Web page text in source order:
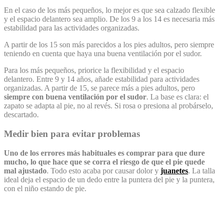
En el caso de los más pequeños, lo mejor es que sea calzado flexible
y el espacio delantero sea amplio. De los 9 a los 14 es necesaria más
estabilidad para las actividades organizadas.
A partir de los 15 son más parecidos a los pies adultos, pero siempre
teniendo en cuenta que haya una buena ventilación por el sudor.
Para los más pequeños, priorice la flexibilidad y el espacio
delantero. Entre 9 y 14 años, añade estabilidad para actividades
organizadas. A partir de 15, se parece más a pies adultos, pero
siempre con buena ventilación por el sudor. La base es clara: el
zapato se adapta al pie, no al revés. Si rosa o presiona al probárselo,
descartado.
Medir bien para evitar problemas
Uno de los errores más habituales es comprar para que dure
mucho, lo que hace que se corra el riesgo de que el pie quede
mal ajustado. Todo esto acaba por causar dolor y juanetes. La talla
ideal deja el espacio de un dedo entre la puntera del pie y la puntera,
con el niño estando de pie.